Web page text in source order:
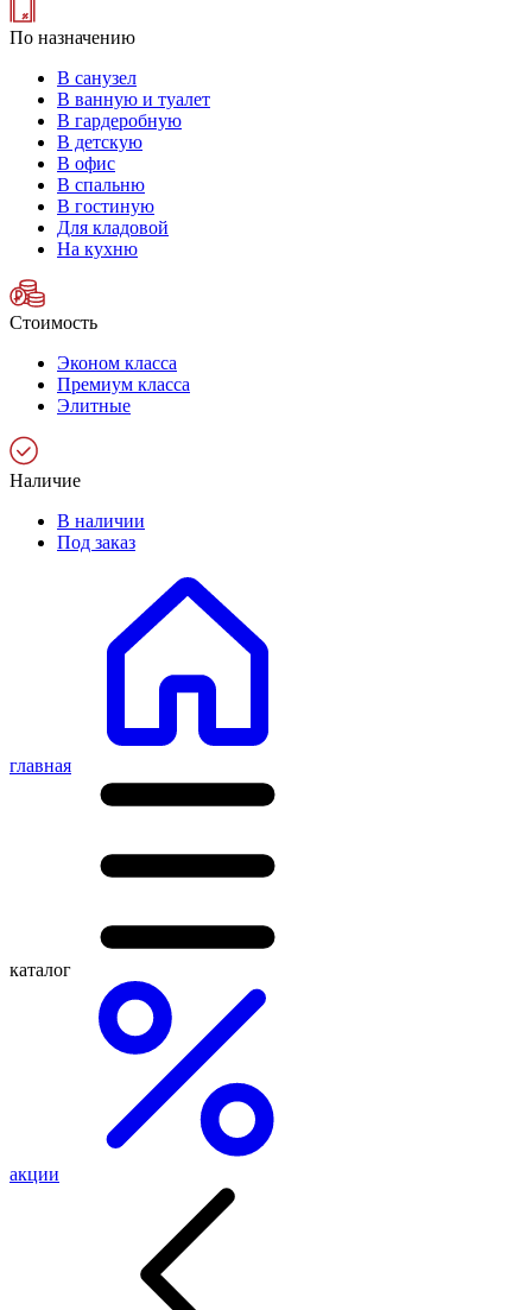
По назначению
В санузел
В ванную и туалет
В гардеробную
В детскую
В офис
В спальню
В гостиную
Для кладовой
На кухню
Стоимость
Эконом класса
Премиум класса
Элитные
Наличие
В наличии
Под заказ
главная
каталог
акции